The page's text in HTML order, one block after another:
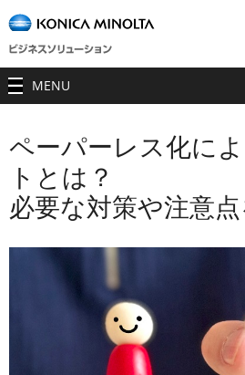
MENU
ペーパーレス化に
トとは？
必要な対策や注意